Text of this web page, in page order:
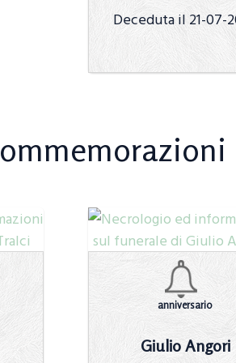
Deceduta il 21-07-
anniversario
Giulio Angori